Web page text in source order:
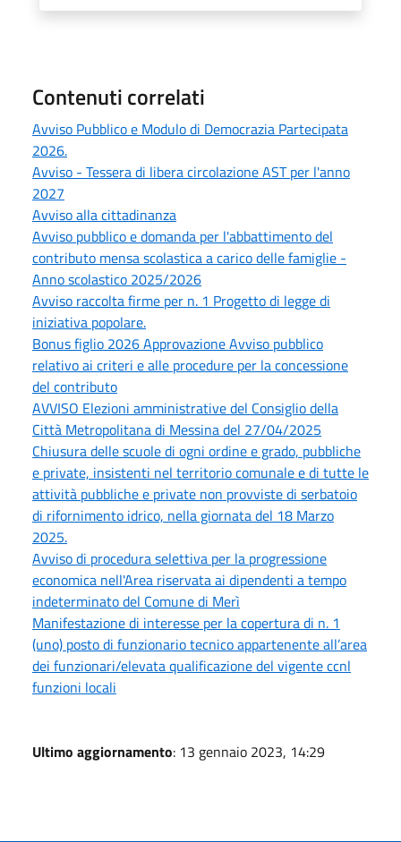
Contenuti correlati
Avviso Pubblico e Modulo di Democrazia Partecipata
2026.
Avviso - Tessera di libera circolazione AST per l'anno
2027
Avviso alla cittadinanza
Avviso pubblico e domanda per l'abbattimento del
contributo mensa scolastica a carico delle famiglie -
Anno scolastico 2025/2026
Avviso raccolta firme per n. 1 Progetto di legge di
iniziativa popolare.
Bonus figlio 2026 Approvazione Avviso pubblico
relativo ai criteri e alle procedure per la concessione
del contributo
AVVISO Elezioni amministrative del Consiglio della
Città Metropolitana di Messina del 27/04/2025
Chiusura delle scuole di ogni ordine e grado, pubbliche
e private, insistenti nel territorio comunale e di tutte le
attività pubbliche e private non provviste di serbatoio
di rifornimento idrico, nella giornata del 18 Marzo
2025.
Avviso di procedura selettiva per la progressione
economica nell'Area riservata ai dipendenti a tempo
indeterminato del Comune di Merì
Manifestazione di interesse per la copertura di n. 1
(uno) posto di funzionario tecnico appartenente all’area
dei funzionari/elevata qualificazione del vigente ccnl
funzioni locali
Ultimo aggiornamento: 13 gennaio 2023, 14:29